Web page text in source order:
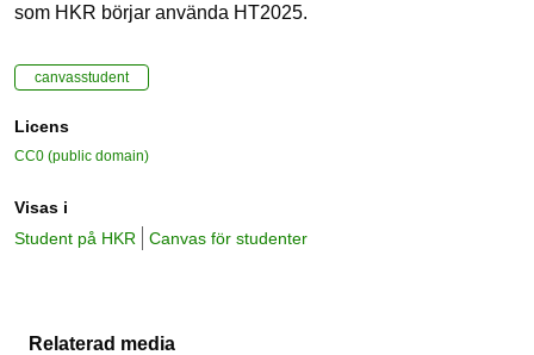
som HKR börjar använda HT2025.
canvasstudent
Licens
CC0 (public domain)
Visas i
Student på HKR
Canvas för studenter
Relaterad media